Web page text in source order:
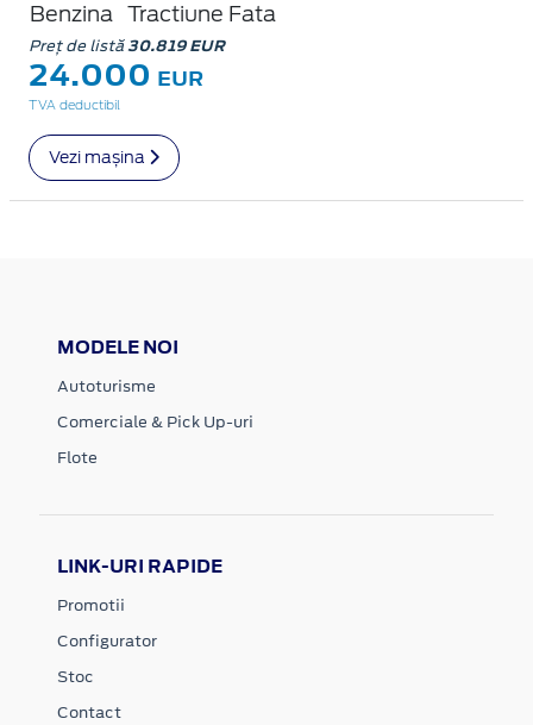
Benzina
Tractiune Fata
Preț de listă30.819 EUR
24.000 EUR
TVA deductibil
Vezi mașina
MODELE NOI
Autoturisme
Comerciale & Pick Up-uri
Flote
LINK-URI RAPIDE
Promotii
Configurator
Stoc
Contact